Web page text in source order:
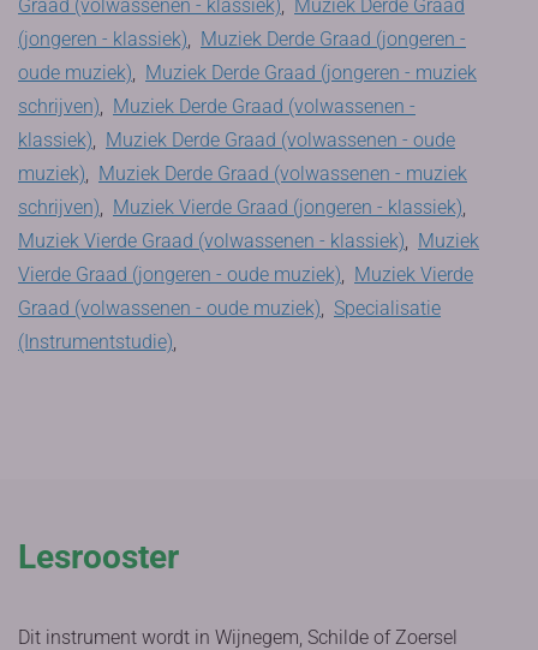
Graad (volwassenen - klassiek), Muziek Derde Graad
(jongeren - klassiek), Muziek Derde Graad (jongeren -
oude muziek), Muziek Derde Graad (jongeren - muziek
schrijven), Muziek Derde Graad (volwassenen -
klassiek), Muziek Derde Graad (volwassenen - oude
muziek), Muziek Derde Graad (volwassenen - muziek
schrijven), Muziek Vierde Graad (jongeren - klassiek),
Muziek Vierde Graad (volwassenen - klassiek), Muziek
Vierde Graad (jongeren - oude muziek), Muziek Vierde
Graad (volwassenen - oude muziek), Specialisatie
(Instrumentstudie),
Lesrooster
Dit instrument wordt in Wijnegem, Schilde of Zoersel